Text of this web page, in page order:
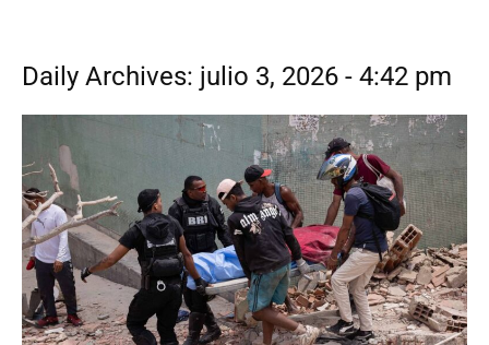
Daily Archives: julio 3, 2026 - 4:42 pm